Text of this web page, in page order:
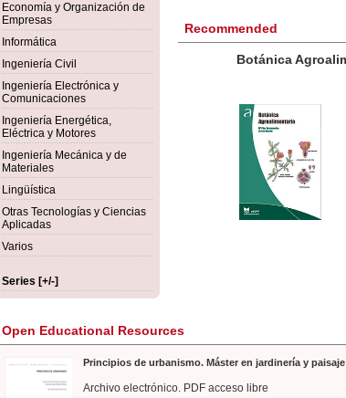
Economía y Organización de
Empresas
Informática
Ingeniería Civil
Ingeniería Electrónica y
Comunicaciones
Ingeniería Energética,
Eléctrica y Motores
Ingeniería Mecánica y de
Materiales
Lingüística
Otras Tecnologías y Ciencias
Aplicadas
Varios
Series [+/-]
Recommended
Botánica Agroalimentaria
Open Educational Resources
Principios de urbanismo. Máster en jardinería y paisaje
Archivo electrónico. PDF acceso libre